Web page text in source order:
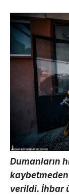
Dumanların
kaybetmeden
verildi. İhbar